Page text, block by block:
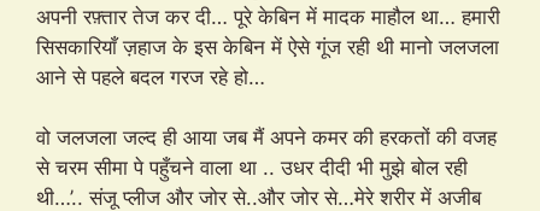
अपनी रफ़्तार तेज कर दी… पूरे केबिन में मादक माहौल था… हमारी
सिसकारियाँ ज़हाज के इस केबिन में ऐसे गूंज रही थी मानो जलजला
आने से पहले बदल गरज रहे हो…
वो जलजला जल्द ही आया जब मैं अपने कमर की हरकतों की वजह
से चरम सीमा पे पहुँचने वाला था .. उधर दीदी भी मुझे बोल रही
थी…’.. संजू प्लीज और जोर से..और जोर से…मेरे शरीर में अजीब